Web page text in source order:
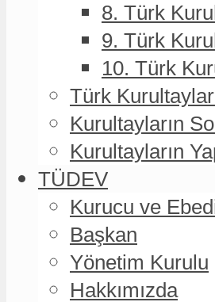
8. Türk
9. Türk
10. Türk
Türk
Kurultayların
Kurultayların
TÜDEV
Kurucu ve
Başkan
Yönetim Kurulu
Hakkımızda